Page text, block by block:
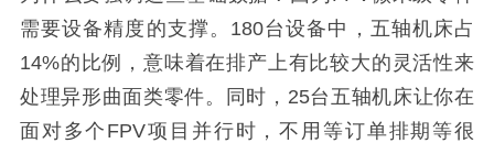
需要设备精度的支撑。180台设备中，五轴机床占
14%的比例，意味着在排产上有比较大的灵活性来
处理异形曲面类零件。同时，25台五轴机床让你在
面对多个FPV项目并行时，不用等订单排期等很